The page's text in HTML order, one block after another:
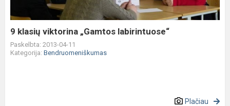
9 klasių viktorina „Gamtos labirintuose“
Paskelbta: 2013-04-11
Kategorija: Bendruomeniškumas
Plačiau